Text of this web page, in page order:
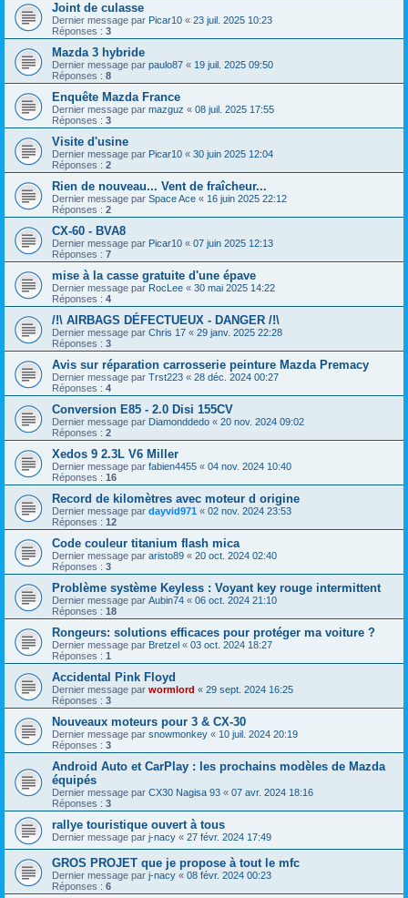
Joint de culasse
Dernier message par Picar10 « 23 juil. 2025 10:23
Réponses : 3
Mazda 3 hybride
Dernier message par paulo87 « 19 juil. 2025 09:50
Réponses : 8
Enquête Mazda France
Dernier message par mazguz « 08 juil. 2025 17:55
Réponses : 3
Visite d'usine
Dernier message par Picar10 « 30 juin 2025 12:04
Réponses : 2
Rien de nouveau... Vent de fraîcheur...
Dernier message par Space Ace « 16 juin 2025 22:12
Réponses : 2
CX-60 - BVA8
Dernier message par Picar10 « 07 juin 2025 12:13
Réponses : 7
mise à la casse gratuite d'une épave
Dernier message par RocLee « 30 mai 2025 14:22
Réponses : 4
/!\ AIRBAGS DÉFECTUEUX - DANGER /!\
Dernier message par Chris 17 « 29 janv. 2025 22:28
Réponses : 3
Avis sur réparation carrosserie peinture Mazda Premacy
Dernier message par Trst223 « 28 déc. 2024 00:27
Réponses : 4
Conversion E85 - 2.0 Disi 155CV
Dernier message par Diamonddedo « 20 nov. 2024 09:02
Réponses : 2
Xedos 9 2.3L V6 Miller
Dernier message par fabien4455 « 04 nov. 2024 10:40
Réponses : 16
Record de kilomètres avec moteur d origine
Dernier message par dayvid971 « 02 nov. 2024 23:53
Réponses : 12
Code couleur titanium flash mica
Dernier message par aristo89 « 20 oct. 2024 02:40
Réponses : 3
Problème système Keyless : Voyant key rouge intermittent
Dernier message par Aubin74 « 06 oct. 2024 21:10
Réponses : 18
Rongeurs: solutions efficaces pour protéger ma voiture ?
Dernier message par Bretzel « 03 oct. 2024 18:27
Réponses : 1
Accidental Pink Floyd
Dernier message par wormlord « 29 sept. 2024 16:25
Réponses : 3
Nouveaux moteurs pour 3 & CX-30
Dernier message par snowmonkey « 10 juil. 2024 20:19
Réponses : 3
Android Auto et CarPlay : les prochains modèles de Mazda
équipés
Dernier message par CX30 Nagisa 93 « 07 avr. 2024 18:16
Réponses : 3
rallye touristique ouvert à tous
Dernier message par j-nacy « 27 févr. 2024 17:49
GROS PROJET que je propose à tout le mfc
Dernier message par j-nacy « 08 févr. 2024 00:23
Réponses : 6